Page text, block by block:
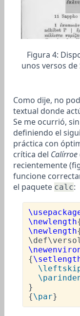
Figura 4:
unos versos
Como dije, no
textual donde
Se me ocurrió,
definiendo el
práctica con
crítica del Calírroe
recientemente
funcione
el paquete calc:
\newlength
\newlength
{
}
{\par